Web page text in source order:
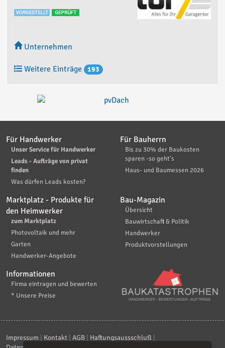
Unternehmen
Weitere Einträge 193
Für Handwerker
Unser Service für Handwerker
Leads - Aufträge von privat
finden
Was dürfen Leads kosten?
Für Bauherrn
Bis zu 30% der Baukosten
sparen -so geht's
Haus- und Baumessen 2026
Marktplatz - Produkte für
den Heimwerker
zum Marktplatz
Photovoltaik und mehr
Garten
Handwerker-Angebote
Bau-Magazin
Übersicht
Bauwirtschaft & Politik
Handwerker
Produktvorstellungen
Informationen
Firma eintragen und bewerten
* Unsere Preise
Impressum Kontakt AGB Haftungsaussschluß